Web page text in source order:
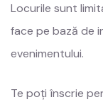
Locurile sunt
face pe bază de
evenimentului.
Te poți înscrie